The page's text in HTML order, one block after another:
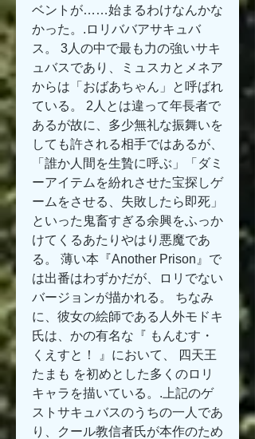
ベントが……始まるわけなんかな
かった。.ロリババアサキュバ
ス。 3人の中で最も力の強いサキ
ュバスであり、ミュスカとメネア
からは「おばあちゃん」と呼ばれ
ている。 2人とは違って年長者で
あるが故に、多少無礼な振舞いを
しても許される相手ではあるが、
「誰か人間を生贄に呼ぶ」「ダミ
ーアイテムを紛れさせた宝探しゲ
ームをさせる、失敗したら即死」
といった鬼畜すぎる余興をふっか
けてくるあたりやはり悪魔であ
る。 薄い本『Another Prison』で
は出番はわずかだが、ロリでない
バージョンが描かれる。 ちなみ
に、彼女の絵師である人外モドキ
氏は、かの有名な『 もんむす・
くえすと！ 』において、 四天王
たまも を初めとした多くのロリ
キャラを描いている。.上記のゲ
ストサキュバスのうちの一人であ
り、クール教信者氏が本作のため